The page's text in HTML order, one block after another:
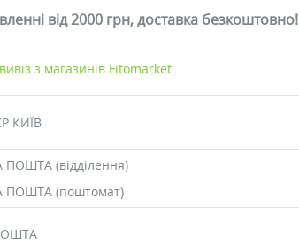
від 2000 грн, доставка безкоштовно!
з магазинів Fitomarket
КИЇВ
(відділення)
ПОШТА (поштомат)